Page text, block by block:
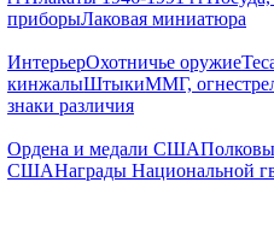
приборыЛаковая миниатюра
ИнтерьерОхотничье оружие
кинжалыШтыкиММГ,
знаки различия
Ордена и медали США
СШАНаграды Национальной